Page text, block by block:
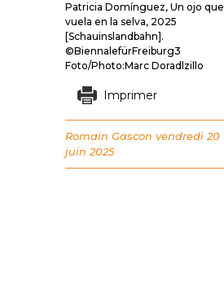
Patricia Domínguez, Un ojo que
vuela en la selva, 2025
[Schauinslandbahn].
©BiennalefürFreiburg3
Foto/Photo:Marc Doradlzillo
Imprimer
Romain Gascon vendredi 20
juin 2025